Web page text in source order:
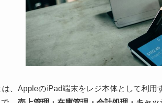
は、AppleのiPad端末をレジ本体として利